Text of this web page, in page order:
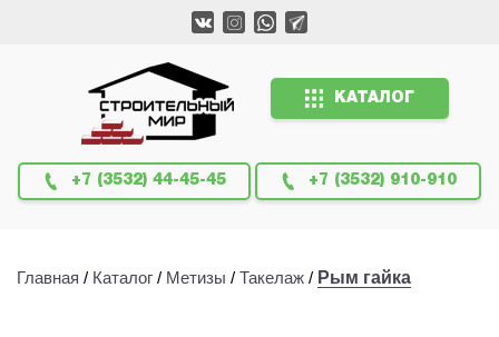
КАТАЛОГ
+7 (3532) 44-45-45 +7 (3532) 910-910
Главная / Каталог / Метизы / Такелаж / Рым гайка